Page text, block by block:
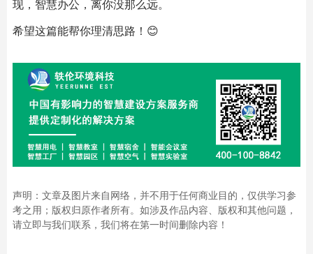
现，智慧办公，离你没那么远。
希望这篇能帮你理清思路！😊
声明：文章及图片来自网络，并不用于任何商业目的，仅供学习参
考之用；版权归原作者所有。如涉及作品内容、版权和其他问题，
请立即与我们联系，我们将在第一时间删除内容！